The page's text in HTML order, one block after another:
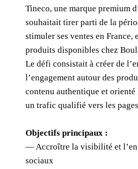
Tineco, une marque premium
souhaitait tirer parti de la
stimuler ses ventes en France,
produits disponibles chez
Le défi consistait à créer de
l’engagement autour des
contenu authentique et
un trafic qualifié vers les
Objectifs principaux :
— Accroître la visibilité et
sociaux